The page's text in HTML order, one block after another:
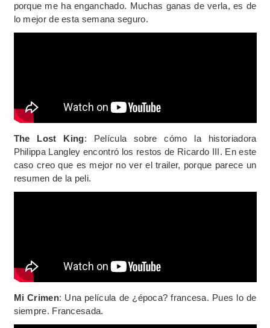
porque me ha enganchado. Muchas ganas de verla, es de
lo mejor de esta semana seguro.
The Lost King: Película sobre cómo la historiadora
Philippa Langley encontró los restos de Ricardo III. En este
caso creo que es mejor no ver el trailer, porque parece un
resumen de la peli.
Mi Crimen: Una película de ¿época? francesa. Pues lo de
siempre. Francesada.